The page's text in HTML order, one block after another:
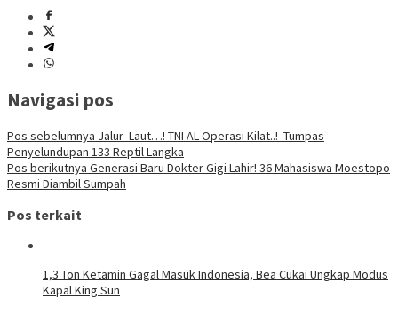
Navigasi pos
Pos sebelumnya Jalur Laut…! TNI AL Operasi Kilat..! Tumpas
Penyelundupan 133 Reptil Langka
Pos berikutnya Generasi Baru Dokter Gigi Lahir! 36 Mahasiswa Moestopo
Resmi Diambil Sumpah
Pos terkait
1,3 Ton Ketamin Gagal Masuk Indonesia, Bea Cukai Ungkap Modus
Kapal King Sun